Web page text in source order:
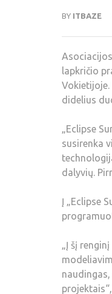
BY ITBAZE
lapkričio
didelius
„Eclipse
susirenka
dalyvių.
Į „Eclipse
„Į šį
naudingas,